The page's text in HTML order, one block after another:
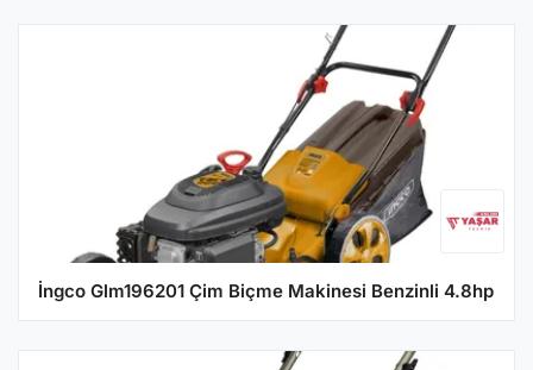
İngco Glm196201 Çim Biçme Makinesi Benzinli 4.8hp